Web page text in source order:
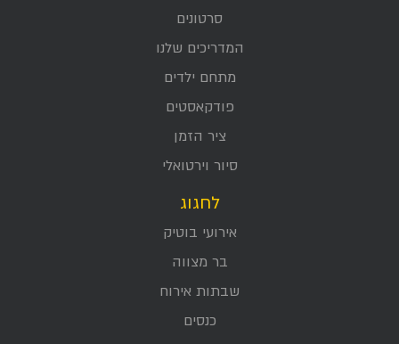
סרטונים
המדריכים שלנו
מתחם ילדים
פודקאסטים
ציר הזמן
סיור וירטואלי
לחגוג
אירועי בוטיק
בר מצווה
שבתות אירוח
כנסים